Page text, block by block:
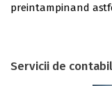
preintampinand
Servicii de